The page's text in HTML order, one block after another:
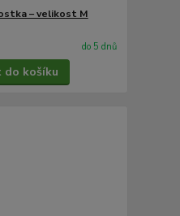
– velikost M
do 5 dnů
do košíku